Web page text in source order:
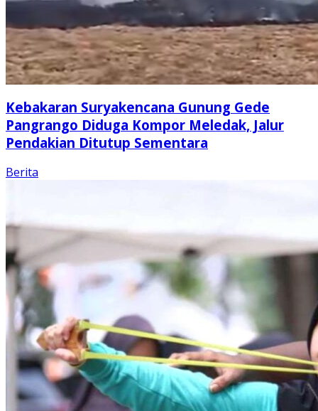
Kebakaran Suryakencana Gunung Gede
Pangrango Diduga Kompor Meledak, Jalur
Pendakian Ditutup Sementara
Berita